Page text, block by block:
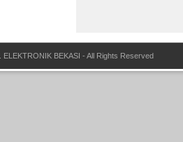
ELEKTRONIK BEKASI - All Rights Reserved